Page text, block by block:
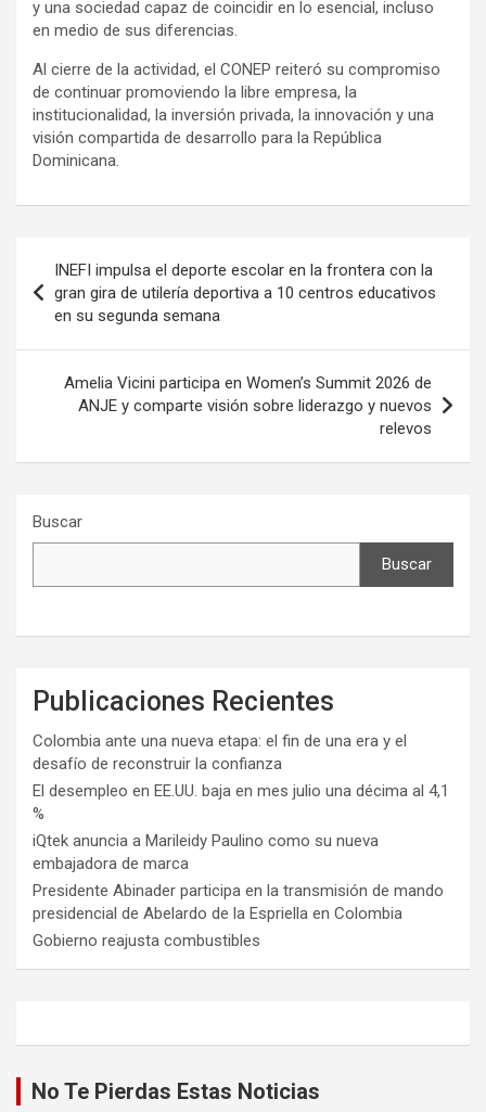
y una sociedad capaz de coincidir en lo esencial, incluso
en medio de sus diferencias.
Al cierre de la actividad, el CONEP reiteró su compromiso
de continuar promoviendo la libre empresa, la
institucionalidad, la inversión privada, la innovación y una
visión compartida de desarrollo para la República
Dominicana.
de
entradas
INEFI impulsa el deporte escolar en la frontera con la
gran gira de utilería deportiva a 10 centros educativos
en su segunda semana
Amelia Vicini participa en Women’s Summit 2026 de
ANJE y comparte visión sobre liderazgo y nuevos
relevos
Buscar
Buscar
Publicaciones Recientes
Colombia ante una nueva etapa: el fin de una era y el
desafío de reconstruir la confianza
El desempleo en EE.UU. baja en mes julio una décima al 4,1
%
iQtek anuncia a Marileidy Paulino como su nueva
embajadora de marca
Presidente Abinader participa en la transmisión de mando
presidencial de Abelardo de la Espriella en Colombia
Gobierno reajusta combustibles
No Te Pierdas Estas Noticias